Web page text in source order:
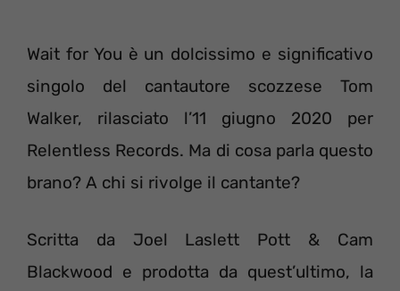
Wait for You è un dolcissimo e significativo
singolo del cantautore scozzese Tom
Walker, rilasciato l’11 giugno 2020 per
Relentless Records. Ma di cosa parla questo
brano? A chi si rivolge il cantante?
Scritta da Joel Laslett Pott & Cam
Blackwood e prodotta da quest’ultimo, la